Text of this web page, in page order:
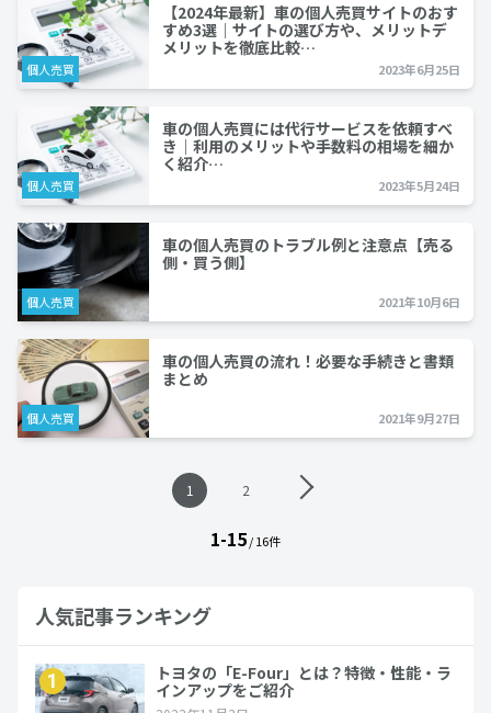
個人売買
【2024年最新】車の個人売買サイトのおす
すめ3選｜サイトの選び方や、メリットデ
メリットを徹底比較…
2023年6月25日
個人売買
車の個人売買には代行サービスを依頼すべ
き｜利用のメリットや手数料の相場を細か
く紹介…
2023年5月24日
個人売買
車の個人売買のトラブル例と注意点【売る
側・買う側】
2021年10月6日
個人売買
車の個人売買の流れ！必要な手続きと書類
まとめ
2021年9月27日
ン
1 2
1-15/ 16件
人気記事ランキング